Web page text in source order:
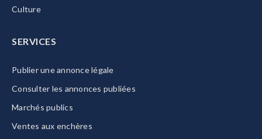
Culture
SERVICES
Publier une annonce légale
Consulter les annonces publiées
Marchés publics
Ventes aux enchères